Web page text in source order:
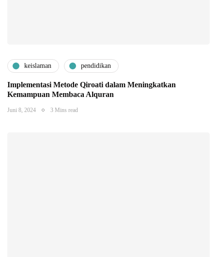
keislaman pendidikan
Implementasi Metode Qiroati dalam Meningkatkan
Kemampuan Membaca Alquran
Juni 8, 2024 3 Mins read